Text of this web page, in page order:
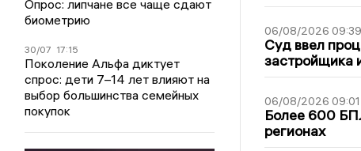
Опрос: липчане все чаще сдают
биометрию
30/07 17:15
Поколение Альфа диктует
спрос: дети 7–14 лет влияют на
выбор большинства семейных
покупок
06/08/2026 09:39
Суд ввел
застройщика
06/08/2026 09:01
Более 600
регионах